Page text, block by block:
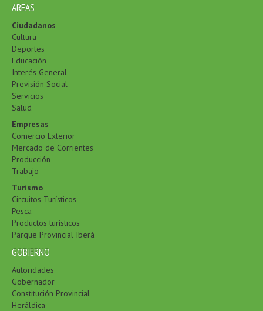
AREAS
Ciudadanos
Cultura
Deportes
Educación
Interés General
Previsión Social
Servicios
Salud
Empresas
Comercio Exterior
Mercado de Corrientes
Producción
Trabajo
Turismo
Circuitos Turísticos
Pesca
Productos turísticos
Parque Provincial Iberá
GOBIERNO
Autoridades
Gobernador
Constitución Provincial
Heráldica